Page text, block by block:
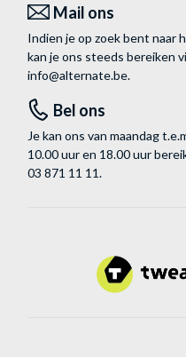
Mail ons
Indien je op zoek bent naar
kan je ons steeds bereiken
info@alternate.be.
Bel ons
Je kan ons van maandag
10.00 uur en 18.00 uur
03 871 11 11.